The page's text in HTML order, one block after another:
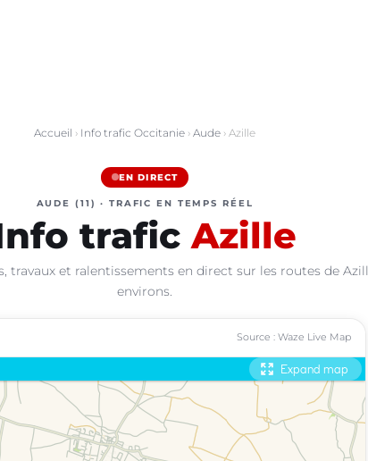
Accueil › Info trafic Occitanie › Aude › Azille
EN DIRECT
AUDE (11) · TRAFIC EN TEMPS RÉEL
trafic Azille
travaux et ralentissements en direct sur les routes de
environs.
Source : Waze Live Map